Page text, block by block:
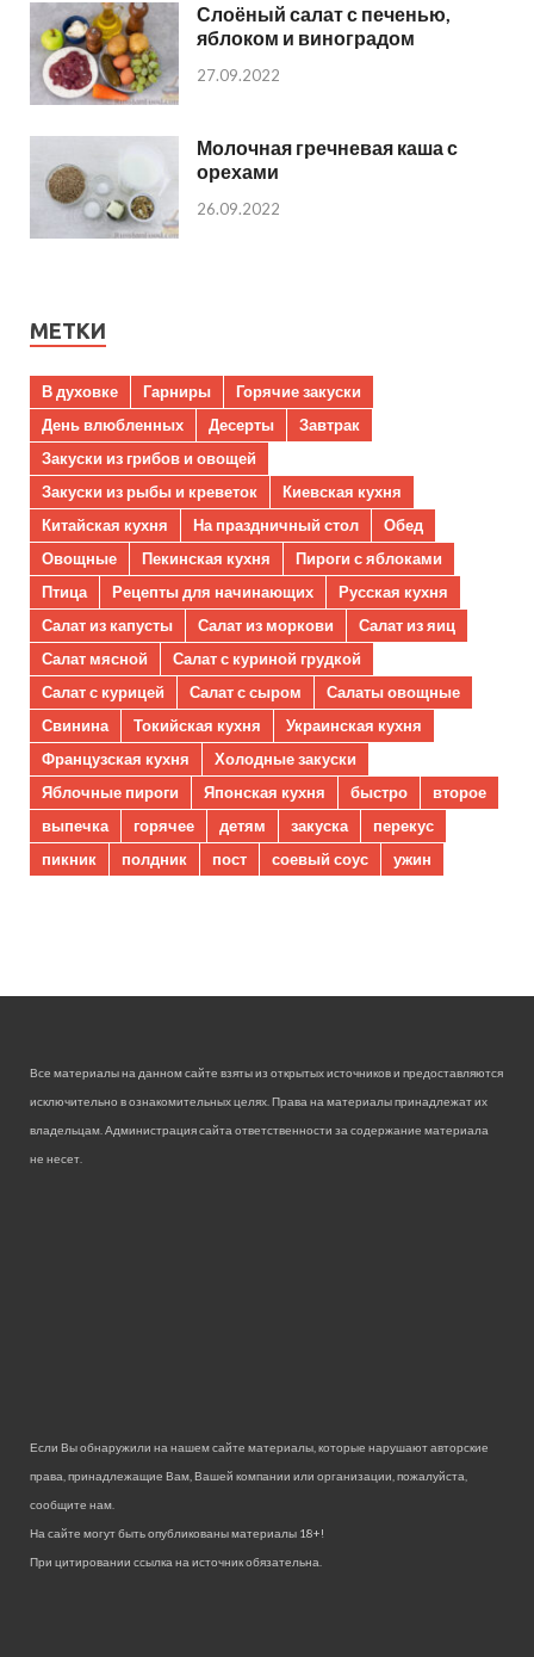
Слоёный салат с печенью,
яблоком и виноградом
27.09.2022
Молочная гречневая каша с
орехами
26.09.2022
МЕТКИ
В духовке Гарниры
Горячие закуски
День влюбленных
Десерты
Завтрак
Закуски из грибов и овощей
Закуски из рыбы и креветок
Киевская кухня
Китайская кухня
На праздничный стол
Обед
Овощные
Пекинская кухня
Пироги с яблоками
Птица
Рецепты для начинающих
Русская кухня
Салат из капусты
Салат из моркови
Салат из яиц
Салат мясной
Салат с куриной грудкой
Салат с курицей
Салат с сыром
Салаты овощные
Свинина
Токийская кухня
Украинская кухня
Французская кухня
Холодные закуски
Яблочные пироги
Японская кухня быстро
второе
выпечка
горячее детям закуска
перекус
пикник
полдник пост соевый соус ужин
Все материалы на данном сайте взяты из открытых источников и предоставляются
исключительно в ознакомительных целях. Права на материалы принадлежат их
владельцам. Администрация сайта ответственности за содержание материала
не несет.
Если Вы обнаружили на нашем сайте материалы, которые нарушают авторские
права, принадлежащие Вам, Вашей компании или организации, пожалуйста,
сообщите нам.
На сайте могут быть опубликованы материалы 18+!
При цитировании ссылка на источник обязательна.